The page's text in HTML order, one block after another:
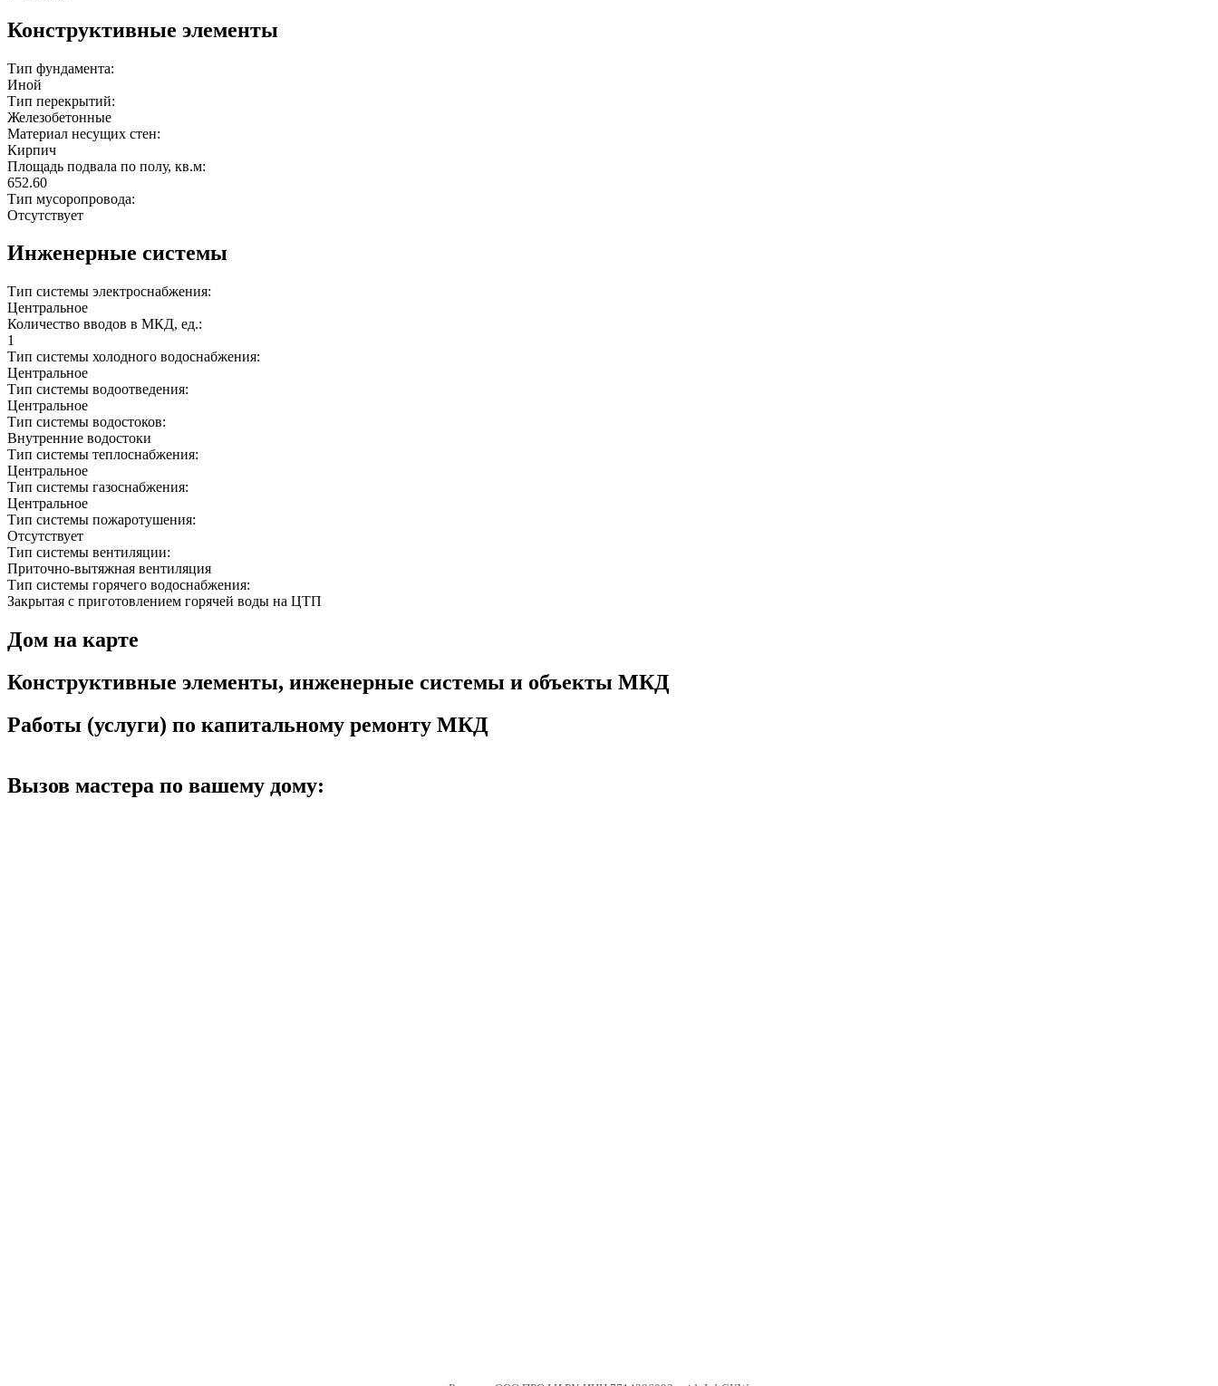
Конструктивные элементы
Тип фундамента:
Иной
Тип перекрытий:
Железобетонные
Материал несущих стен:
Кирпич
Площадь подвала по полу, кв.м:
652.60
Тип мусоропровода:
Отсутствует
Инженерные системы
Тип системы электроснабжения:
Центральное
Количество вводов в МКД, ед.:
1
Тип системы холодного водоснабжения:
Центральное
Тип системы водоотведения:
Центральное
Тип системы водостоков:
Внутренние водостоки
Тип системы теплоснабжения:
Центральное
Тип системы газоснабжения:
Центральное
Тип системы пожаротушения:
Отсутствует
Тип системы вентиляции:
Приточно-вытяжная вентиляция
Тип системы горячего водоснабжения:
Закрытая с приготовлением горячей воды на ЦТП
Дом на карте
Конструктивные элементы, инженерные системы и объекты МКД
Работы (услуги) по капитальному ремонту МКД
Вызов мастера по вашему дому: